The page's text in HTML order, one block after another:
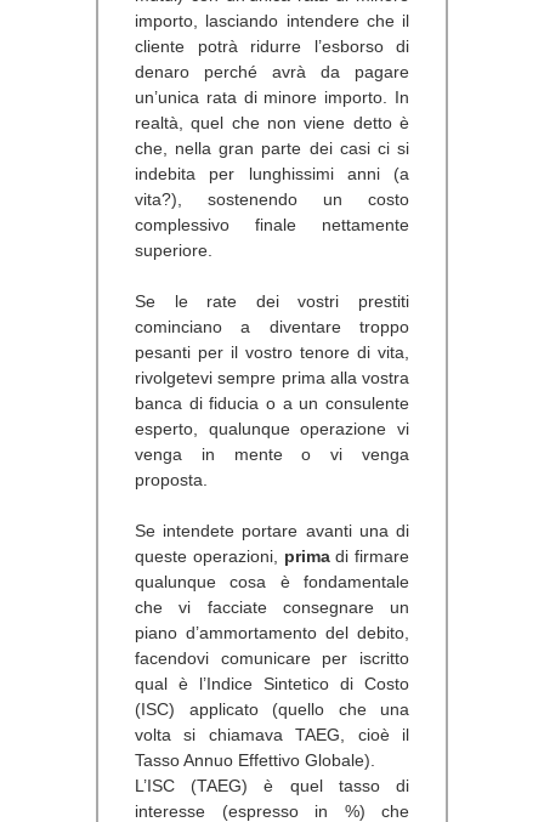
importo, lasciando intendere che il
cliente potrà ridurre l’esborso di
denaro perché avrà da pagare
un’unica rata di minore importo. In
realtà, quel che non viene detto è
che, nella gran parte dei casi ci si
indebita per lunghissimi anni (a
vita?), sostenendo un costo
complessivo finale nettamente
superiore.
Se le rate dei vostri prestiti
cominciano a diventare troppo
pesanti per il vostro tenore di vita,
rivolgetevi sempre prima alla vostra
banca di fiducia o a un consulente
esperto, qualunque operazione vi
venga in mente o vi venga
proposta.
Se intendete portare avanti una di
queste operazioni, primadi firmare
qualunque cosa è fondamentale
che vi facciate consegnare un
piano d’ammortamento del debito,
facendovi comunicare per iscritto
qual è l’Indice Sintetico di Costo
(ISC) applicato (quello che una
volta si chiamava TAEG, cioè il
Tasso Annuo Effettivo Globale).
L’ISC (TAEG) è quel tasso di
interesse (espresso in %) che